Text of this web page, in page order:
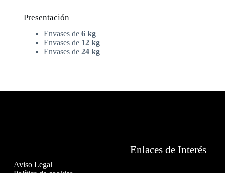
Presentación
Envases de 6 kg
Envases de 12 kg
Envases de 24 kg
Enlaces de Interés
Aviso Legal